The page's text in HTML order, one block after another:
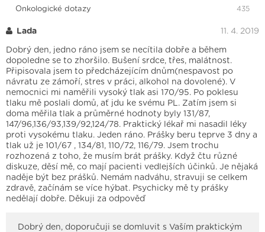
Onkologické dotazy 435
Lada 11. 4. 2019
Dobrý den, jedno ráno jsem se necítila dobře a během
dopoledne se to zhoršilo. Bušení srdce, třes, malátnost.
Připisovala jsem to předcházejícím dnům(nespavost po
návratu ze zámoří, stres v práci, alkohol na dovolené). V
nemocnici mi naměřili vysoký tlak asi 170/95. Po poklesu
tlaku mě poslali domů, ať jdu ke svému PL. Zatím jsem si
doma měřila tlak a průměrné hodnoty byly 131/87,
147/96,136/93,139/92,124/78. Praktický lékař mi nasadil léky
proti vysokému tlaku. Jeden ráno. Prášky beru teprve 3 dny a
tlak už je 101/67 , 134/81, 110/72, 116/79. Jsem trochu
rozhozená z toho, že musím brát prášky. Když čtu různé
diskuze, děsí mě, co mají pacienti vedlejších účinků. Je nějaká
naděje být bez prášků. Nemám nadváhu, stravuji se celkem
zdravě, začínám se více hýbat. Psychicky mě ty prášky
nedělají dobře. Děkuji za odpověď
Dobrý den, doporučuji se domluvit s Vaším praktickým